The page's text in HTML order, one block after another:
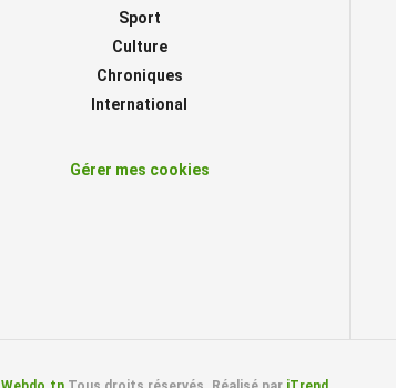
Sport
Culture
Chroniques
International
Gérer mes cookies